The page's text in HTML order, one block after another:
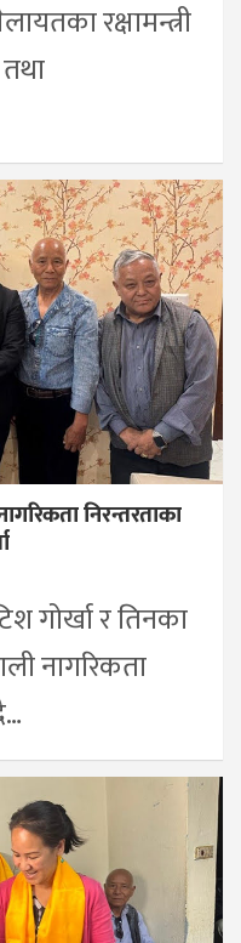
रक्षामन्त्री
निरन्तरताका
गोर्खा र तिनका
नागरिकता